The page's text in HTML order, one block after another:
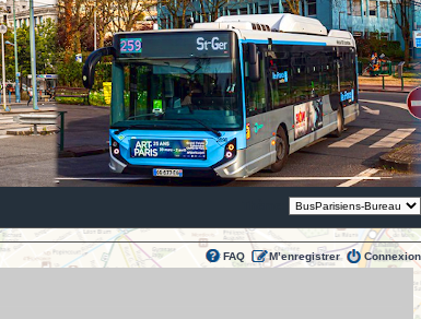
FAQ M’enregistrer Connexion